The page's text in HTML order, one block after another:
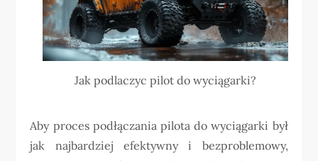
Jak podlaczyc pilot do wyciągarki?
Aby proces podłączania pilota do wyciągarki był
jak najbardziej efektywny i bezproblemowy,